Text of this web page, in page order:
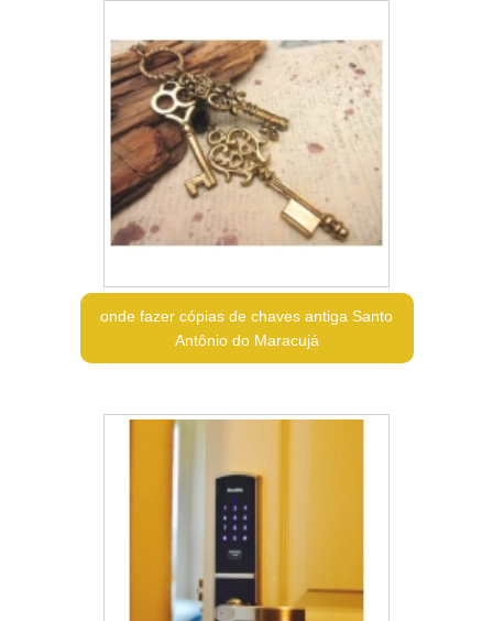
onde fazer cópias de chaves antiga Santo
Antônio do Maracujá